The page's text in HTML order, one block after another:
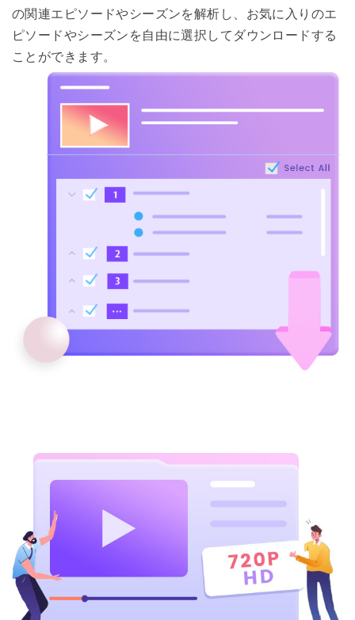
の関連エピソードやシーズンを解析し、お気に入りのエ
ピソードやシーズンを自由に選択してダウンロードする
ことができます。